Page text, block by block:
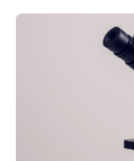
Schlaganfall“ mit
Betroffenen zu
diesem Jahr
Preis aus. Er richtet
Forscherinnen und
werden soll eine